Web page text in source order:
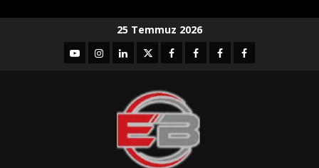
25 Temmuz 2026
YouTubeInstagram
LinkedIntwitterfacebook-Facebook-
Facebook-Facebook-